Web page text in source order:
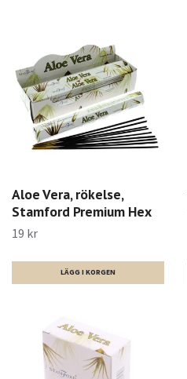
Aloe Vera, rökelse,
Stamford Premium Hex
19 kr